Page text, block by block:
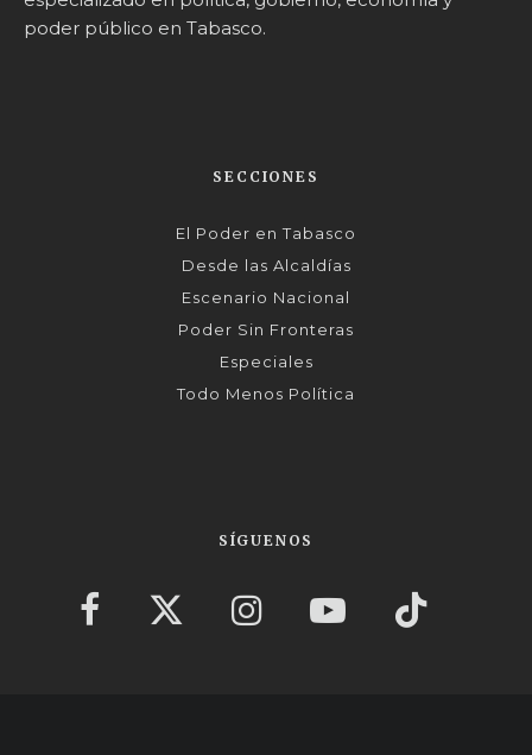
poder público en Tabasco.
SECCIONES
El Poder en Tabasco
Desde las Alcaldías
Escenario Nacional
Poder Sin Fronteras
Especiales
Todo Menos Política
SÍGUENOS